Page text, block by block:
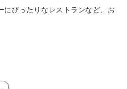
ぴったりなレストランなど、お